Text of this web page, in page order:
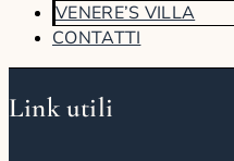
VENERE’S VILLA
CONTATTI
Link utili